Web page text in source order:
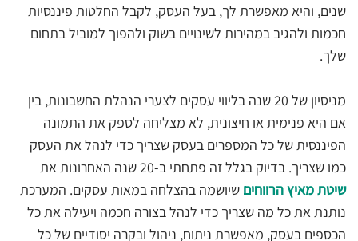
שנים, והיא מאפשרת לך, בעל העסק, לקבל החלטות פיננסיות
חכמות ולהגיב במהירות לשינויים בשוק ולהפוך למוביל בתחום
שלך.
מניסיון של 20 שנה בליווי עסקים לצערי הנהלת החשבונות, בין
אם היא פנימית או חיצונית, לא מצליחה לספק את התמונה
הפיננסית של כל המספרים בעסק שצריך כדי לנהל את העסק
כמו שצריך. בדיוק בגלל זה פתחתי ב-20 שנה האחרונות את
שיטת מאיץ הרווחים שיושמה בהצלחה במאות עסקים. המערכת
נותנת את כל מה שצריך כדי לנהל בצורה חכמה ויעילה את כל
הכספים בעסק, מאפשרת ניתוח, ניהול ובקרה יסודיים של כל